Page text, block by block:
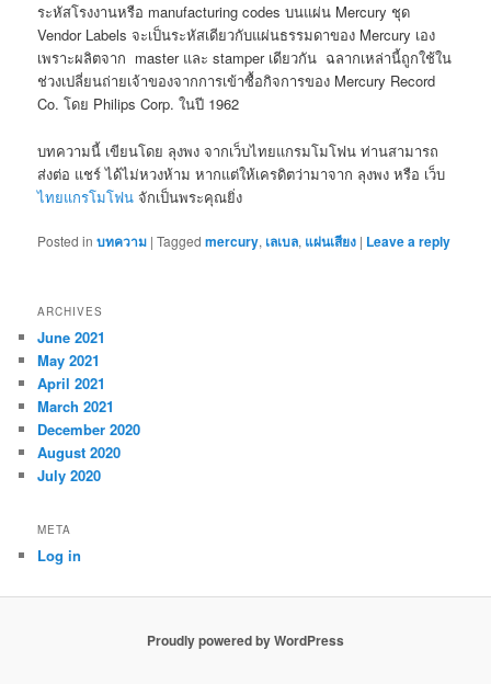
ระหัสโรงงานหรือ manufacturing codes บนแผ่น Mercury ชุด
Vendor Labels จะเป็นระหัสเดียวกับแผ่นธรรมดาของ Mercury เอง
เพราะผลิตจาก master และ stamper เดียวกัน ฉลากเหล่านี้ถูกใช้ใน
ช่วงเปลี่ยนถ่ายเจ้าของจากการเข้าซื้อกิจการของ Mercury Record
Co. โดย Philips Corp. ในปี 1962
บทความนี้ เขียนโดย ลุงพง จากเว็บไทยแกรมโมโฟน ท่านสามารถ
ส่งต่อ แชร์ ได้ไม่หวงห้าม หากแต่ให้เครดิตว่ามาจาก ลุงพง หรือ เว็บ
ไทยแกรโมโฟน จักเป็นพระคุณยิ่ง
Posted in บทความ |Tagged mercury, เลเบล, แผ่นเสียง | Leave a reply
ARCHIVES
June 2021
May 2021
April 2021
March 2021
December 2020
August 2020
July 2020
META
Log in
Proudly powered by WordPress